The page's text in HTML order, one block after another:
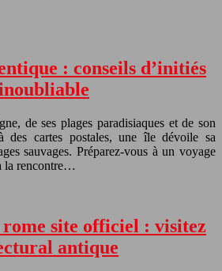
: conseils d’initiés
de ses plages paradisiaques et de son
des cartes postales, une île dévoile sa
sauvages. Préparez-vous à un voyage
la rencontre…
site officiel : visitez
antique